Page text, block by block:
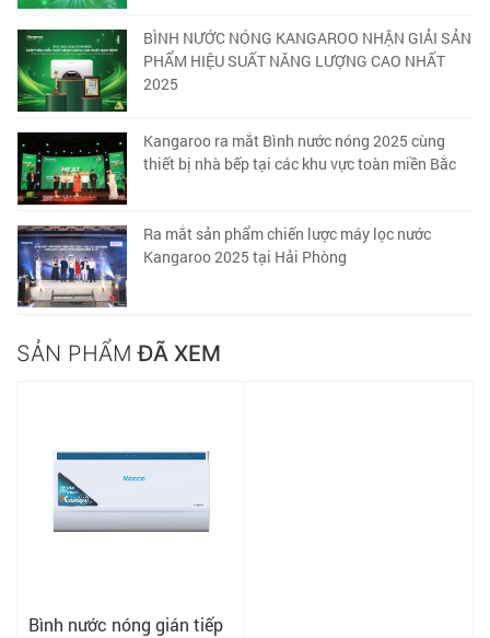
BÌNH NƯỚC NÓNG KANGAROO NHẬN GIẢI SẢN
PHẨM HIỆU SUẤT NĂNG LƯỢNG CAO NHẤT
2025
Kangaroo ra mắt Bình nước nóng 2025 cùng
thiết bị nhà bếp tại các khu vực toàn miền Bắc
Ra mắt sản phẩm chiến lược máy lọc nước
Kangaroo 2025 tại Hải Phòng
SẢN PHẨM ĐÃ XEM
Bình nước nóng gián tiếp